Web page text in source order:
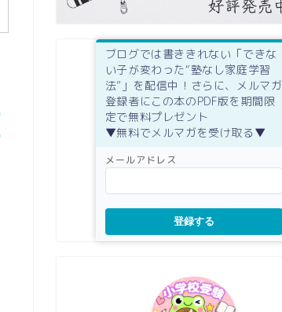
ブログでは書ききれない「できな
い子が変わった“塾なし家庭学習
法”」を配信中！さらに、メルマガ
登録者にこの本のPDF版を期間限
定で無料プレゼント
▼無料でメルマガを受け取る▼
メールアドレス
登録する